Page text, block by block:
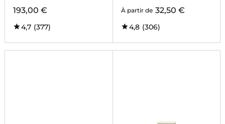
193,00 €
4,7 (377)
À partir de 32,50 €
4,8 (306)